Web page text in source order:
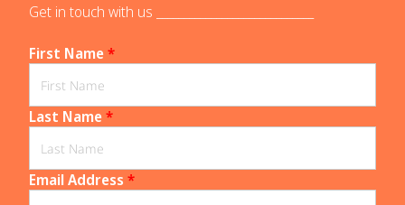
Get in touch with us _____________________________
First Name*
Last Name*
Email Address *